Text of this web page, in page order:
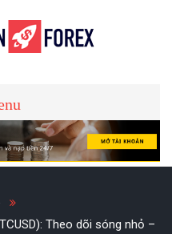
Theo dõi sóng nhỏ –